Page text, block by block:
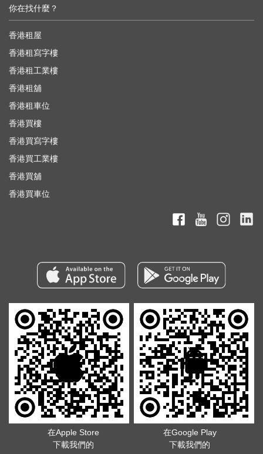
你在找什麼？
香港租屋
香港租寫字樓
香港租工業樓
香港租舖
香港租車位
香港買樓
香港買寫字樓
香港買工業樓
香港買舖
香港買車位
在Apple Store
下載我們的
在Google Play
下載我們的